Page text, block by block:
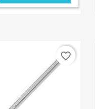
favorite_border